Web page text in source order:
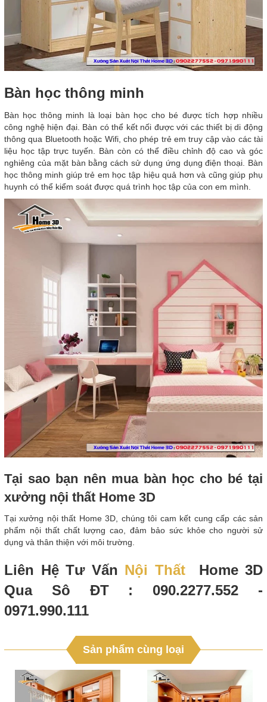
Bàn học thông minh
Bàn học thông minh là loại bàn học cho bé được tích hợp nhiều
công nghệ hiện đại. Bàn có thể kết nối được với các thiết bị di động
thông qua Bluetooth hoặc Wifi, cho phép trẻ em truy cập vào các tài
liệu học tập trực tuyến. Bàn còn có thể điều chỉnh độ cao và góc
nghiêng của mặt bàn bằng cách sử dụng ứng dụng điện thoại. Bàn
học thông minh giúp trẻ em học tập hiệu quả hơn và cũng giúp phụ
huynh có thể kiểm soát được quá trình học tập của con em mình.
Tại sao bạn nên mua bàn học cho bé tại
xưởng nội thất Home 3D
Tại xưởng nội thất Home 3D, chúng tôi cam kết cung cấp các sản
phẩm nội thất chất lượng cao, đảm bảo sức khỏe cho người sử
dụng và thân thiện với môi trường.
Liên Hệ Tư Vấn Nội ThấtHome 3D
Qua Sô ĐT : 090.2277.552 -
0971.990.111
Sản phẩm cùng loại